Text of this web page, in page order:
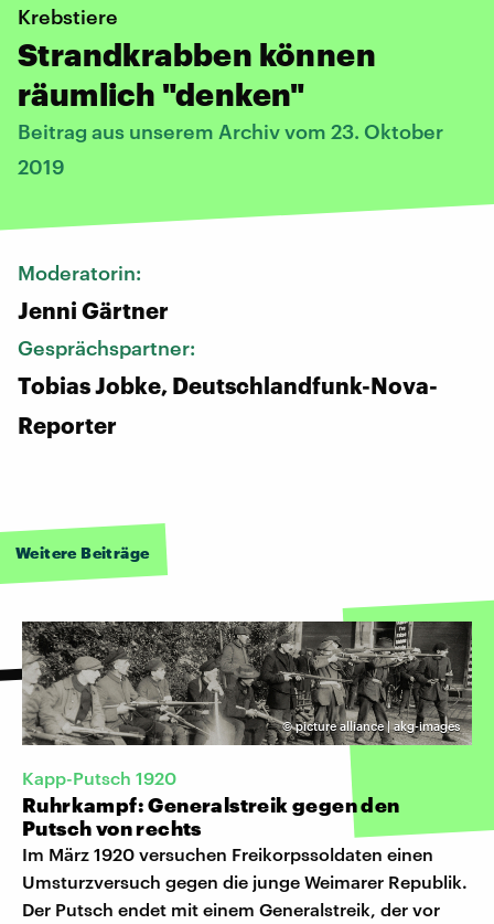
Krebstiere
Strandkrabben können
räumlich "denken"
Beitrag aus unserem Archiv vom 23. Oktober
2019
Moderatorin:
Jenni Gärtner
Gesprächspartner:
Tobias Jobke, Deutschlandfunk-Nova-
Reporter
Weitere Beiträge
©picture alliance | akg-images
Kapp-Putsch 1920
Ruhrkampf: Generalstreik gegen den
Putsch von rechts
Im März 1920 versuchen Freikorpssoldaten einen
Umsturzversuch gegen die junge Weimarer Republik.
Der Putsch endet mit einem Generalstreik, der vor